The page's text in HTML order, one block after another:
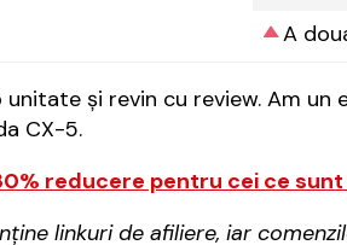
A
și revin cu review. Am un
CX-5.
reducere pentru cei ce
linkuri de afiliere, iar